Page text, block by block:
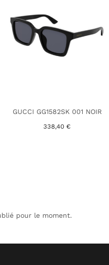
GUCCI GG1582SK 001 NOIR
338,40 €
pour le moment.